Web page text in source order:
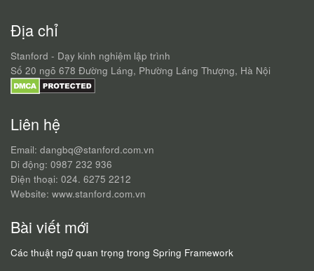
Địa chỉ
Stanford - Dạy kinh nghiệm lập trình
Số 20 ngõ 678 Đường Láng, Phường Láng Thượng, Hà Nội
Liên hệ
Email: dangbq@stanford.com.vn
Di động: 0987 232 936
Điện thoại: 024. 6275 2212
Website: www.stanford.com.vn
Bài viết mới
Các thuật ngữ quan trọng trong Spring Framework